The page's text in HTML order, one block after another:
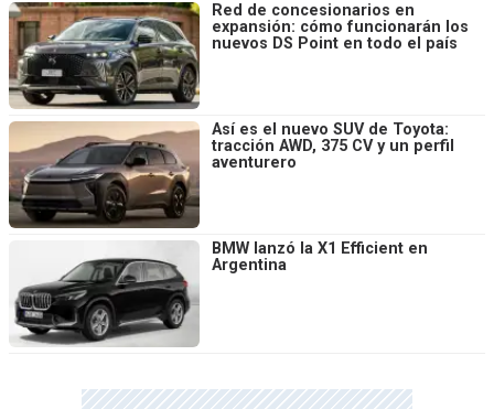
Red de concesionarios en
expansión: cómo funcionarán los
nuevos DS Point en todo el país
Así es el nuevo SUV de Toyota:
tracción AWD, 375 CV y un perfil
aventurero
BMW lanzó la X1 Efficient en
Argentina